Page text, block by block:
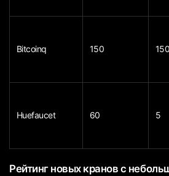
Bitcoinq 150
Huefaucet 60 5
Рейтинг новых кранов с